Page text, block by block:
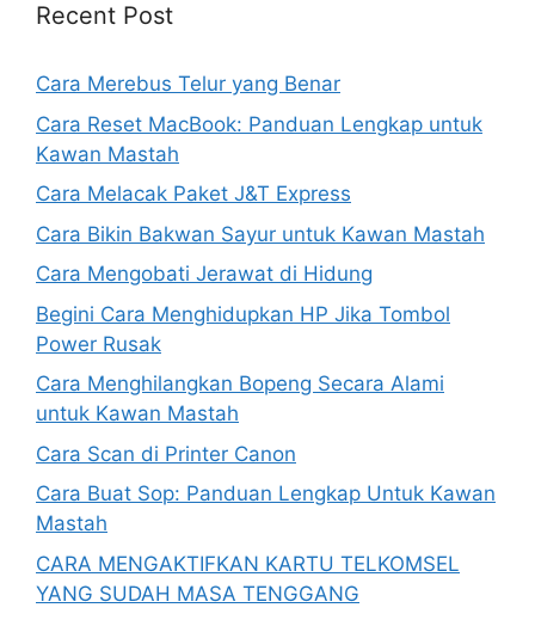
Recent Post
Cara Merebus Telur yang Benar
Cara Reset MacBook: Panduan Lengkap untuk
Kawan Mastah
Cara Melacak Paket J&T Express
Cara Bikin Bakwan Sayur untuk Kawan Mastah
Cara Mengobati Jerawat di Hidung
Begini Cara Menghidupkan HP Jika Tombol
Power Rusak
Cara Menghilangkan Bopeng Secara Alami
untuk Kawan Mastah
Cara Scan di Printer Canon
Cara Buat Sop: Panduan Lengkap Untuk Kawan
Mastah
CARA MENGAKTIFKAN KARTU TELKOMSEL
YANG SUDAH MASA TENGGANG